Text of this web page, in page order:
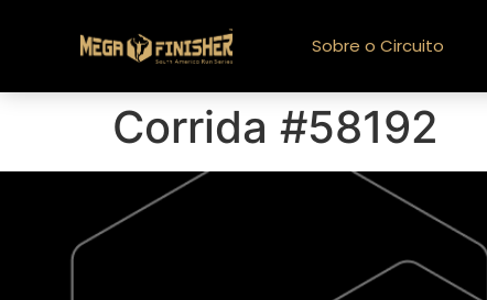
Sobre o Circuito
Corrida #58192